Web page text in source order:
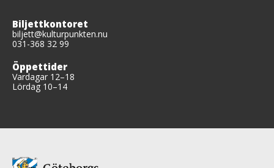
Biljettkontoret
biljett@kulturpunkten.nu
031-368 32 99
Öppettider
Vardagar 12–18
Lördag 10–14